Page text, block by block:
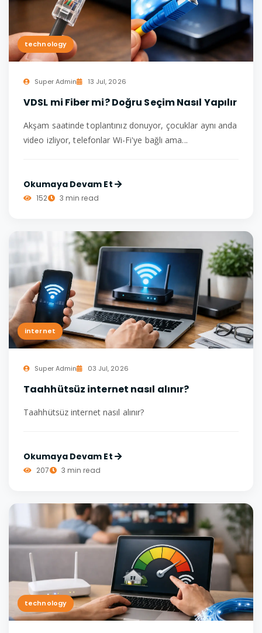
technology
Super Admin 13 Jul, 2026
VDSL mi Fiber mi? Doğru Seçim Nasıl Yapılır
Akşam saatinde toplantınız donuyor, çocuklar aynı anda
video izliyor, telefonlar Wi-Fi'ye bağlı ama...
Okumaya Devam Et
152 3 min read
internet
Super Admin 03 Jul, 2026
Taahhütsüz internet nasıl alınır?
Taahhütsüz internet nasıl alınır?
Okumaya Devam Et
207 3 min read
technology